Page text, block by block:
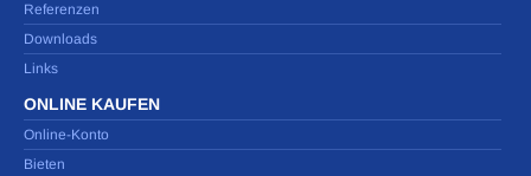
Referenzen
Downloads
Links
ONLINE KAUFEN
Online-Konto
Bieten